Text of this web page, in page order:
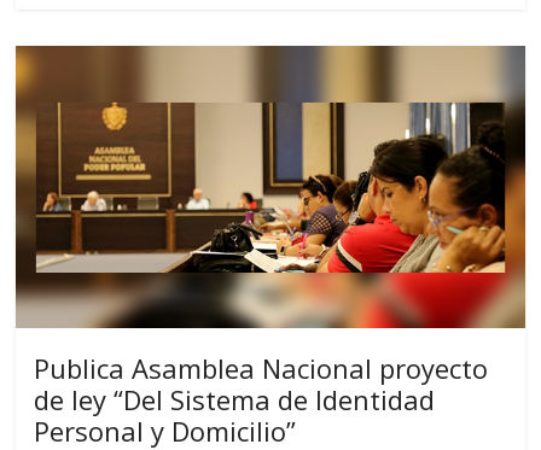
Publica Asamblea Nacional proyecto
de ley “Del Sistema de Identidad
Personal y Domicilio”